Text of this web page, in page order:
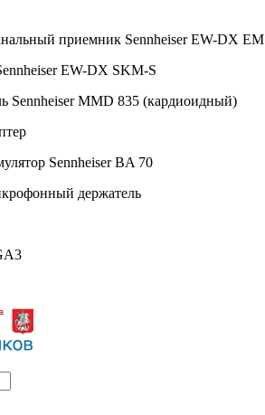
приемник Sennheiser EW-DX EM
EW-DX SKM-S
Sennheiser MMD 835 (кардиоидный)
SennheiserBA 70
держатель